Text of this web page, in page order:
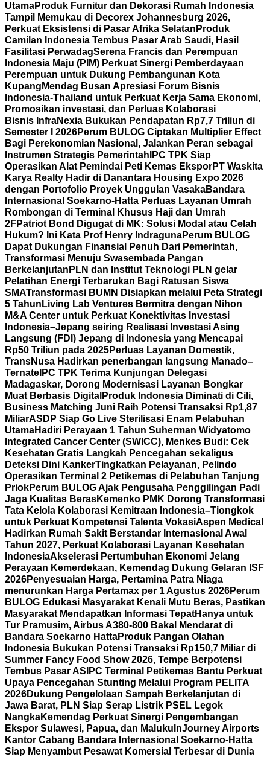
UtamaProduk Furnitur dan Dekorasi Rumah Indonesia
Tampil Memukau di Decorex Johannesburg 2026,
Perkuat Eksistensi di Pasar Afrika Selatan Produk
Camilan Indonesia Tembus Pasar Arab Saudi, Hasil
Fasilitasi PerwadagSerena Francis dan Perempuan
Indonesia Maju (PIM) Perkuat Sinergi Pemberdayaan
Perempuan untuk Dukung Pembangunan Kota
Kupang Mendag Busan Apresiasi Forum Bisnis
Indonesia-Thailand untuk Perkuat Kerja Sama Ekonomi,
Promosikan investasi, dan Perluas Kolaborasi
Bisnis InfraNexia Bukukan Pendapatan Rp7,7 Triliun di
Semester I 2026Perum BULOG Ciptakan Multiplier Effect
Bagi Perekonomian Nasional, Jalankan Peran sebagai
Instrumen Strategis Pemerintah IPC TPK Siap
Operasikan Alat Pemindai Peti Kemas EksporPT Waskita
Karya Realty Hadir di Danantara Housing Expo 2026
dengan Portofolio Proyek Unggulan VasakaBandara
Internasional Soekarno-Hatta Perluas Layanan Umrah
Rombongan di Terminal Khusus Haji dan Umrah
2FPatriot Bond Digugat di MK: Solusi Modal atau Celah
Hukum? Ini Kata Prof Henry IndragunaPerum BULOG
Dapat Dukungan Finansial Penuh Dari Pemerintah,
Transformasi Menuju Swasembada Pangan
Berkelanjutan PLN dan Institut Teknologi PLN gelar
Pelatihan Energi Terbarukan Bagi Ratusan Siswa
SMATransformasi BUMN Disiapkan melalui Peta Strategi
5 Tahun Living Lab Ventures Bermitra dengan Nihon
M&A Center untuk Perkuat Konektivitas Investasi
Indonesia–Jepang seiring Realisasi Investasi Asing
Langsung (FDI) Jepang di Indonesia yang Mencapai
Rp50 Triliun pada 2025Perluas Layanan Domestik,
TransNusa Hadirkan penerbangan langsung Manado–
Ternate IPC TPK Terima Kunjungan Delegasi
Madagaskar, Dorong Modernisasi Layanan Bongkar
Muat Berbasis Digital Produk Indonesia Diminati di Cili,
Business Matching Juni Raih Potensi Transaksi Rp1,87
MiliarASDP Siap Go Live Sterilisasi Enam Pelabuhan
UtamaHadiri Perayaan 1 Tahun Suherman Widyatomo
Integrated Cancer Center (SWICC), Menkes Budi: Cek
Kesehatan Gratis Langkah Pencegahan sekaligus
Deteksi Dini KankerTingkatkan Pelayanan, Pelindo
Operasikan Terminal 2 Petikemas di Pelabuhan Tanjung
PriokPerum BULOG Ajak Pengusaha Penggilingan Padi
Jaga Kualitas BerasKemenko PMK Dorong Transformasi
Tata Kelola Kolaborasi Kemitraan Indonesia–Tiongkok
untuk Perkuat Kompetensi Talenta VokasiAspen Medical
Hadirkan Rumah Sakit Berstandar Internasional Awal
Tahun 2027, Perkuat Kolaborasi Layanan Kesehatan
IndonesiaAkselerasi Pertumbuhan Ekonomi Jelang
Perayaan Kemerdekaan, Kemendag Dukung Gelaran ISF
2026Penyesuaian Harga, Pertamina Patra Niaga
menurunkan Harga Pertamax per 1 Agustus 2026Perum
BULOG Edukasi Masyarakat Kenali Mutu Beras, Pastikan
Masyarakat Mendapatkan Informasi TepatHanya untuk
Tur Pramusim, Airbus A380-800 Bakal Mendarat di
Bandara Soekarno HattaProduk Pangan Olahan
Indonesia Bukukan Potensi Transaksi Rp150,7 Miliar di
Summer Fancy Food Show 2026, Tempe Berpotensi
Tembus Pasar AS IPC Terminal Petikemas Bantu Perkuat
Upaya Pencegahan Stunting Melalui Program PELITA
2026Dukung Pengelolaan Sampah Berkelanjutan di
Jawa Barat, PLN Siap Serap Listrik PSEL Legok
NangkaKemendag Perkuat Sinergi Pengembangan
Ekspor Sulawesi, Papua, dan Maluku InJourney Airports
Kantor Cabang Bandara Internasional Soekarno-Hatta
Siap Menyambut Pesawat Komersial Terbesar di Dunia